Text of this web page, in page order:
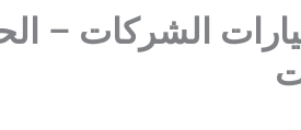
الشركات –